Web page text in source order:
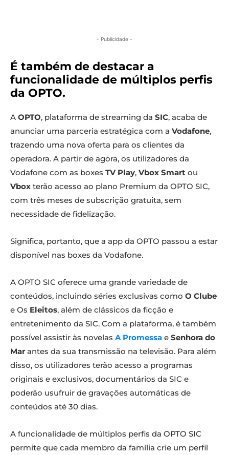
- Publicidade -
É também de destacar a
funcionalidade de múltiplos perfis
da OPTO.
A OPTO, plataforma de streaming da SIC, acaba de
anunciar uma parceria estratégica com a Vodafone,
trazendo uma nova oferta para os clientes da
operadora. A partir de agora, os utilizadores da
Vodafone com as boxes TV Play, Vbox Smart ou
Vbox terão acesso ao plano Premium da OPTO SIC,
com três meses de subscrição gratuita, sem
necessidade de fidelização.
Significa, portanto, que a app da OPTO passou a estar
disponível nas boxes da Vodafone.
A OPTO SIC oferece uma grande variedade de
conteúdos, incluindo séries exclusivas como O Clube
e Os Eleitos, além de clássicos da ficção e
entretenimento da SIC. Com a plataforma, é também
possível assistir às novelas A Promessa e Senhora do
Mar antes da sua transmissão na televisão. Para além
disso, os utilizadores terão acesso a programas
originais e exclusivos, documentários da SIC e
poderão usufruir de gravações automáticas de
conteúdos até 30 dias.
A funcionalidade de múltiplos perfis da OPTO SIC
permite que cada membro da família crie um perfil